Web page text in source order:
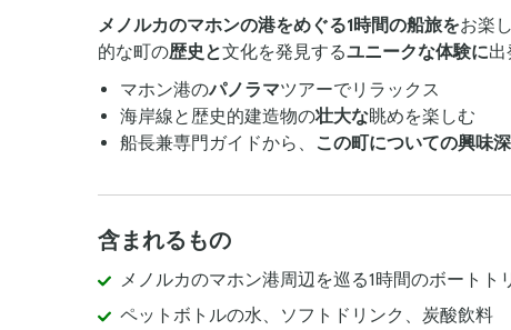
メノルカのマホンの港をめぐる1時間の船旅をお楽
的な町の歴史と文化を発見するユニークな体験に出
マホン港のパノラマツアーでリラックス
海岸線と歴史的建造物の壮大な眺めを楽しむ
船長兼専門ガイドから、
この町についての興味
含まれるもの
メノルカのマホン港周辺を巡る1時間のボートト
ペットボトルの水、ソフトドリンク、炭酸飲料